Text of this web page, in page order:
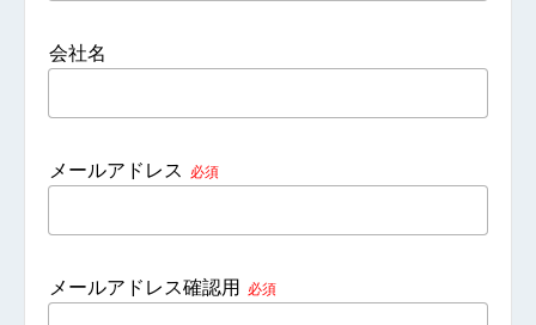
会社名
メールアドレス 必須
メールアドレス確認用 必須